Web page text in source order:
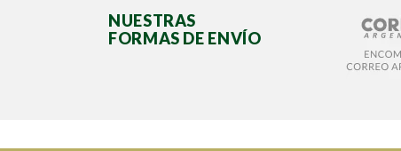
NUESTRAS
FORMAS DE ENVÍO